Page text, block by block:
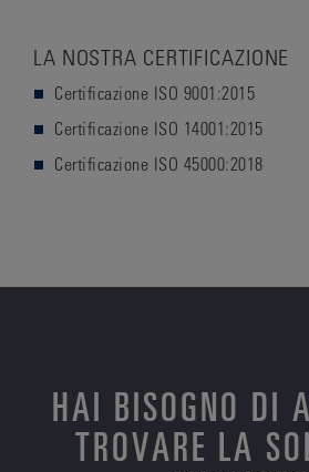
LA NOSTRA CERTIFICAZIONE
Certificazione ISO 9001:2015
Certificazione ISO 14001:2015
Certificazione ISO 45000:2018
HAI BISOGNO DI
TROVARE LA